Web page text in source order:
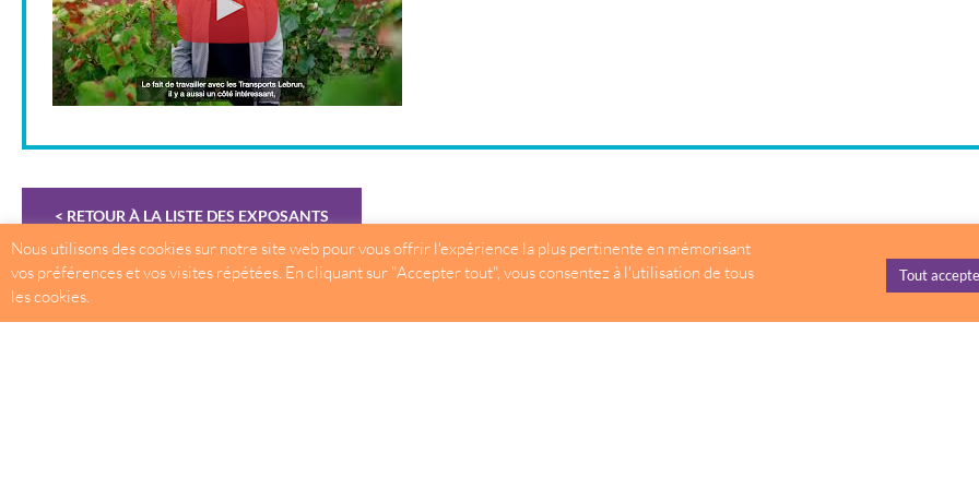
< RETOUR À LA LISTE DES EXPOSANTS
Nous utilisons des cookies sur notre site web pour vous offrir l'expérience la plus pertinente en mémorisant
vos préférences et vos visites répétées. En cliquant sur "Accepter tout", vous consentez à l'utilisation de tous
les cookies.
Tout